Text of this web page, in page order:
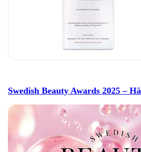
Swedish Beauty Awards 2025 –